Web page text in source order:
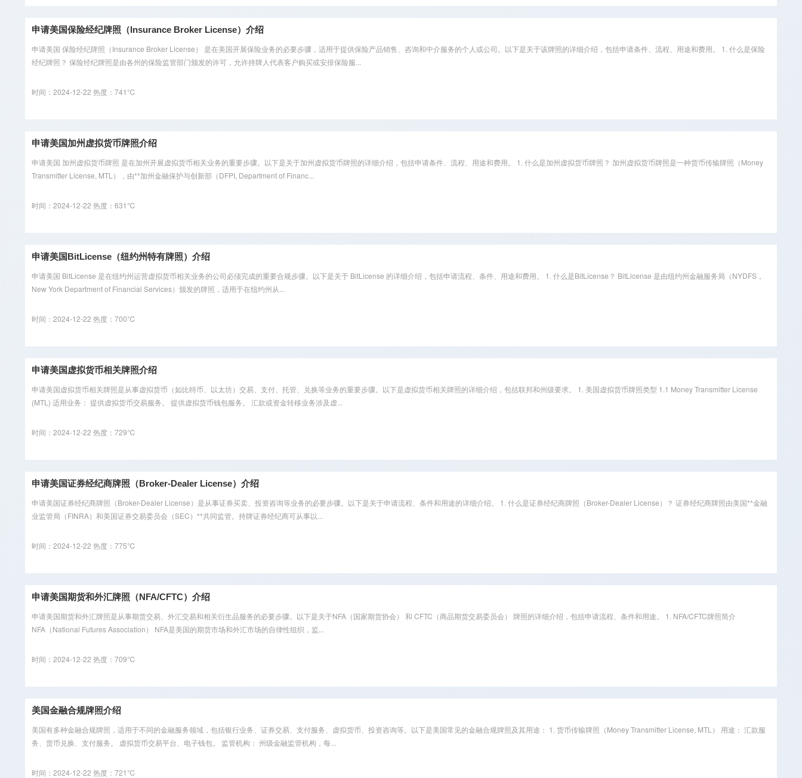
申请美国保险经纪牌照（Insurance Broker License）介绍
申请美国 保险经纪牌照（Insurance Broker License） 是在美国开展保险业务的必要步骤，适用于提供保险产品销售、咨询和中介服务的个人或公司。以下是关于该牌照的详细介绍，包括申请条件、流程、用途和费用。 1. 什么是保险
经纪牌照？ 保险经纪牌照是由各州的保险监管部门颁发的许可，允许持牌人代表客户购买或安排保险服...
时间：2024-12-22 热度：741℃
申请美国加州虚拟货币牌照介绍
申请美国 加州虚拟货币牌照 是在加州开展虚拟货币相关业务的重要步骤。以下是关于加州虚拟货币牌照的详细介绍，包括申请条件、流程、用途和费用。 1. 什么是加州虚拟货币牌照？ 加州虚拟货币牌照是一种货币传输牌照（Money
Transmitter License, MTL），由**加州金融保护与创新部（DFPI, Department of Financ...
时间：2024-12-22 热度：631℃
申请美国BitLicense（纽约州特有牌照）介绍
申请美国 BitLicense 是在纽约州运营虚拟货币相关业务的公司必须完成的重要合规步骤。以下是关于 BitLicense 的详细介绍，包括申请流程、条件、用途和费用。 1. 什么是BitLicense？ BitLicense 是由纽约州金融服务局（NYDFS，
New York Department of Financial Services）颁发的牌照，适用于在纽约州从...
时间：2024-12-22 热度：700℃
申请美国虚拟货币相关牌照介绍
申请美国虚拟货币相关牌照是从事虚拟货币（如比特币、以太坊）交易、支付、托管、兑换等业务的重要步骤。以下是虚拟货币相关牌照的详细介绍，包括联邦和州级要求。 1. 美国虚拟货币牌照类型 1.1 Money Transmitter License
(MTL) 适用业务： 提供虚拟货币交易服务。 提供虚拟货币钱包服务。 汇款或资金转移业务涉及虚...
时间：2024-12-22 热度：729℃
申请美国证券经纪商牌照（Broker-Dealer License）介绍
申请美国证券经纪商牌照（Broker-Dealer License）是从事证券买卖、投资咨询等业务的必要步骤。以下是关于申请流程、条件和用途的详细介绍。 1. 什么是证券经纪商牌照（Broker-Dealer License）？ 证券经纪商牌照由美国**金融
业监管局（FINRA）和美国证券交易委员会（SEC）**共同监管。持牌证券经纪商可从事以...
时间：2024-12-22 热度：775℃
申请美国期货和外汇牌照（NFA/CFTC）介绍
申请美国期货和外汇牌照是从事期货交易、外汇交易和相关衍生品服务的必要步骤。以下是关于NFA（国家期货协会） 和 CFTC（商品期货交易委员会） 牌照的详细介绍，包括申请流程、条件和用途。 1. NFA/CFTC牌照简介
NFA（National Futures Association） NFA是美国的期货市场和外汇市场的自律性组织，监...
时间：2024-12-22 热度：709℃
美国金融合规牌照介绍
美国有多种金融合规牌照，适用于不同的金融服务领域，包括银行业务、证券交易、支付服务、虚拟货币、投资咨询等。以下是美国常见的金融合规牌照及其用途： 1. 货币传输牌照（Money Transmitter License, MTL） 用途： 汇款服
务、货币兑换、支付服务。 虚拟货币交易平台、电子钱包。 监管机构： 州级金融监管机构，每...
时间：2024-12-22 热度：721℃